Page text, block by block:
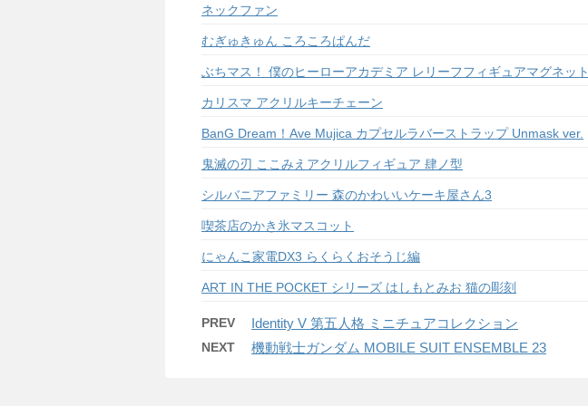
ネックファン
むぎゅきゅん ころころぱんだ
ぶちマス！ 僕のヒーローアカデミア レリーフフィギュアマグネット
カリスマ アクリルキーチェーン
BanG Dream！Ave Mujica カプセルラバーストラップ Unmask ver.
鬼滅の刃 ここみえアクリルフィギュア 肆ノ型
シルバニアファミリー 森のかわいいケーキ屋さん3
喫茶店のかき氷マスコット
にゃんこ家電DX3 らくらくおそうじ編
ART IN THE POCKET シリーズ はしもとみお 猫の彫刻
PREV Identity V 第五人格 ミニチュアコレクション
NEXT 機動戦士ガンダム MOBILE SUIT ENSEMBLE 23